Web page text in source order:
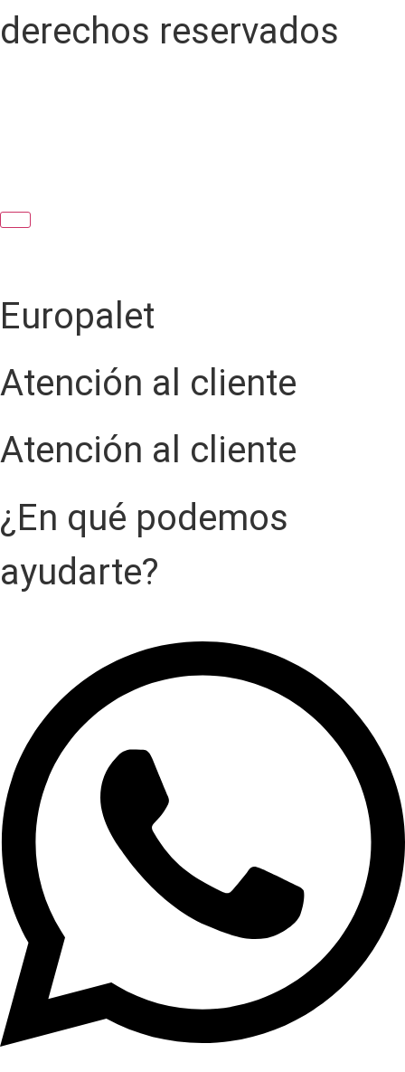
derechos reservados
Europalet
Atención al cliente
Atención al cliente
¿En qué podemos
ayudarte?